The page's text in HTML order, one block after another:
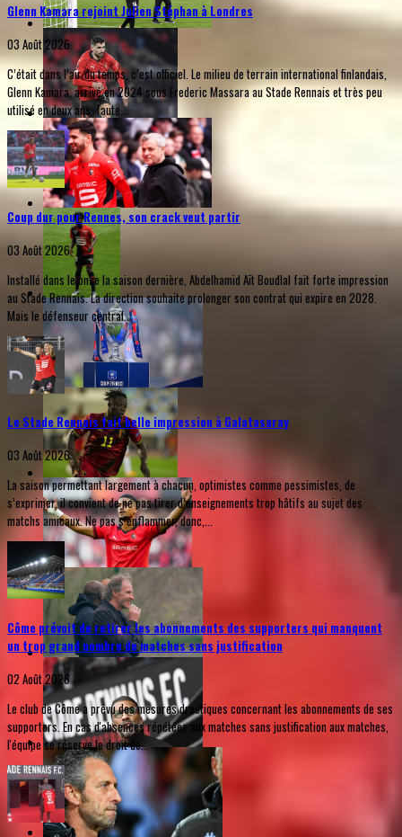
Glenn Kamara rejoint Julien Stéphan à Londres
03 Août 2026
C’était dans l’air du temps, c’est officiel. Le milieu de terrain international finlandais,
Glenn Kamara, arrivé en 2024 sous Frederic Massara au Stade Rennais et très peu
utilisé en deux ans, faute...
Coup dur pour Rennes, son crack veut partir
03 Août 2026
Installé dans le onze la saison dernière, Abdelhamid Aït Boudlal fait forte impression
au Stade Rennais. La direction souhaite prolonger son contrat qui expire en 2028.
Mais le défenseur central...
Le Stade Rennais fait belle impression à Galatasaray
03 Août 2026
La saison permettant largement à chacun, optimistes comme pessimistes, de
s’exprimer, il convient de ne pas tirer d’enseignements trop hâtifs au sujet des
matchs amicaux. Ne pas s’enflammer, donc,...
Côme prévoit de retirer les abonnements des supporters qui manquent
un trop grand nombre de matches sans justification
02 Août 2026
Le club de Côme a prévu des mesures drastiques concernant les abonnements de ses
supporters. En cas d'absences répétées aux matches sans justification aux matches,
l'équipe se réserve le droit de...